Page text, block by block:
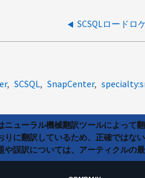
SCSQL SnapCenter
ニューラル機械翻訳ツールによって
りに翻訳しているため、正確ではな
や誤訳については、アーティクルの